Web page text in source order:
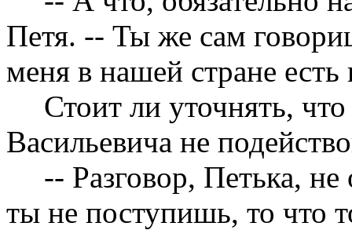
Петя. -- Ты же сам
меня в нашей стране есть
Стоит ли уточнять,
Васильевича не
-- Разговор, Петька,
ты не поступишь, то что